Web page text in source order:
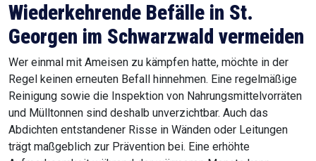
Wiederkehrende Befälle in St.
Georgen im Schwarzwald vermeiden
Wer einmal mit Ameisen zu kämpfen hatte, möchte in der
Regel keinen erneuten Befall hinnehmen. Eine regelmäßige
Reinigung sowie die Inspektion von Nahrungsmittelvorräten
und Mülltonnen sind deshalb unverzichtbar. Auch das
Abdichten entstandener Risse in Wänden oder Leitungen
trägt maßgeblich zur Prävention bei. Eine erhöhte